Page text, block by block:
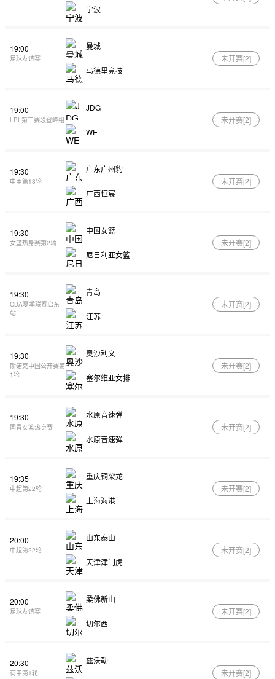
宁波
19:00
足球友谊赛
曼城
马德里竞技
未开赛[2]
19:00
LPL第三赛段登峰组
JDG
WE
未开赛[2]
19:30
中甲第18轮
广东广州豹
广西恒宸
未开赛[2]
19:30
女篮热身赛第2场
中国女篮
尼日利亚女篮
未开赛[2]
19:30
CBA夏季联赛启东
站
青岛
江苏
未开赛[2]
19:30
斯诺克中国公开赛第
1轮
奥沙利文
塞尔维亚女排
未开赛[2]
19:30
国青女篮热身赛
水原音速弹
水原音速弹
未开赛[2]
19:35
中超第22轮
重庆铜梁龙
上海海港
未开赛[2]
20:00
中超第22轮
山东泰山
天津津门虎
未开赛[2]
20:00
足球友谊赛
柔佛新山
切尔西
未开赛[2]
20:30
荷甲第1轮
兹沃勒
未开赛[2]